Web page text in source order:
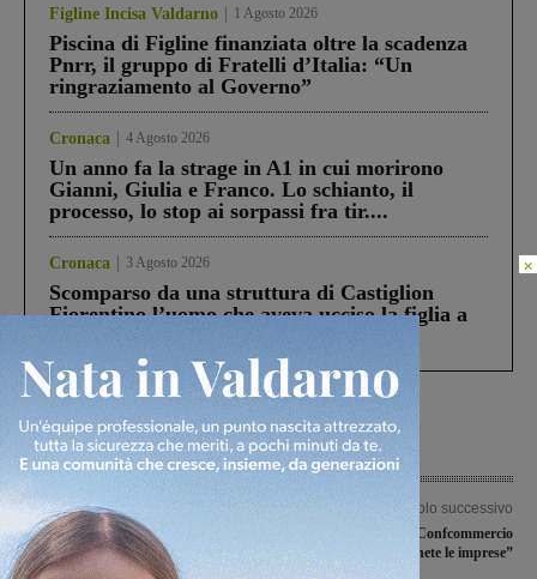
Figline Incisa Valdarno 1 Agosto 2026
Piscina di Figline finanziata oltre la scadenza
Pnrr, il gruppo di Fratelli d’Italia: “Un
ringraziamento al Governo”
Cronaca 4 Agosto 2026
Un anno fa la strage in A1 in cui morirono
Gianni, Giulia e Franco. Lo schianto, il
processo, lo stop ai sorpassi fra tir....
Cronaca 3 Agosto 2026
Scomparso da una struttura di Castiglion
Fiorentino l’uomo che aveva ucciso la figlia a
Articolo precedente
Consiglio comunale, approvato il
bilancio. Imu, Tari, Cosap invariate.
Facilitazioni per le attività di
Articolo successivo
Covid-19, l’appello di Confcommercio
ai sindaci: “Sostenete le imprese”
×